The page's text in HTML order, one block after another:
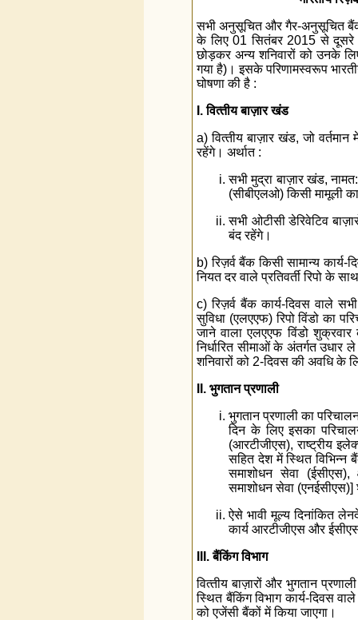
सभी अनुसूचित और गैर-अनुसूचित बैंक
के लिए 01 सितंबर 2015 से दूसरे
छोड़कर अन्‍य शनिवारों को उनके
गया है)। इसके परिणामस्‍वरूप
घोषणा की है :
I. वित्‍तीय बाज़ार खंड
a) वित्‍तीय बाज़ार खंड, जो
रहेंगे। अर्थात :
सभी मुद्रा बाज़ार खंड,
(सीबीएलओ) किसी मामूली
सभी ओटीसी डेरिवेटिव
बंद रहेंगे।
b) रिज़र्व बैंक किसी सामान्‍य
नियत दर वाले प्रतिवर्ती रिपो के
c) रिज़र्व बैंक कार्य-दिवस वाले
सुविधा (एलएएफ) रिपो विंडो का
जाने वाला एलएएफ विंडो
निर्धारित सीमाओं के अंतर्गत उधार
शनिवारों को 2-दिवस की अवधि के
II. भुगतान प्रणाली
भुगतान प्रणाली का
दिन के लिए इसका
(आरटीजीएस), राष्‍ट्रीय
सहित देश में स्थित विभिन्‍न
समाशोधन सेवा (ईसीएस),
समाशोधन सेवा (एनईसीएस)]
ऐसे भावी मूल्‍य दिनांकित
कार्य आरटीजीएस और
III. बैंकिंग विभाग
वित्‍तीय बाज़ारों और भुगतान
स्थित बैंकिंग विभाग कार्य-दिवस
को एजेंसी बैंकों में किया जाएगा।